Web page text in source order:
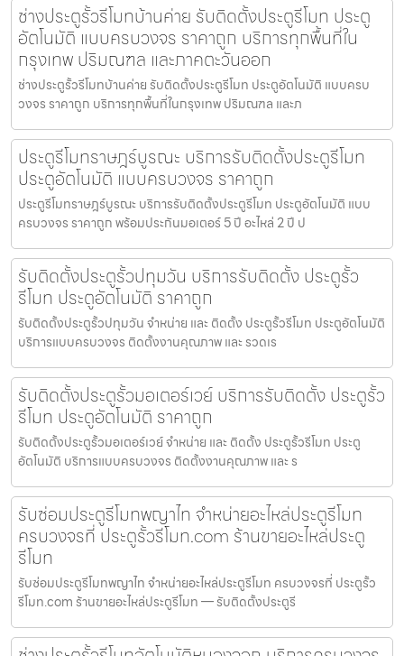
ช่างประตูรั้วรีโมทบ้านค่าย รับติดตั้งประตูรีโมท ประตู
อัตโนมัติ แบบครบวงจร ราคาถูก บริการทุกพื้นที่ใน
กรุงเทพ ปริมณฑล และภาคตะวันออก
ช่างประตูรั้วรีโมทบ้านค่าย รับติดตั้งประตูรีโมท ประตูอัตโนมัติ แบบครบ
วงจร ราคาถูก บริการทุกพื้นที่ในกรุงเทพ ปริมณฑล และภ
ประตูรีโมทราษฎร์บูรณะ บริการรับติดตั้งประตูรีโมท
ประตูอัตโนมัติ แบบครบวงจร ราคาถูก
ประตูรีโมทราษฎร์บูรณะ บริการรับติดตั้งประตูรีโมท ประตูอัตโนมัติ แบบ
ครบวงจร ราคาถูก พร้อมประกันมอเตอร์ 5 ปี อะไหล่ 2 ปี ป
รับติดตั้งประตูรั้วปทุมวัน บริการรับติดตั้ง ประตูรั้ว
รีโมท ประตูอัตโนมัติ ราคาถูก
รับติดตั้งประตูรั้วปทุมวัน จำหน่าย และ ติดตั้ง ประตูรั้วรีโมท ประตูอัตโนมัติ
บริการแบบครบวงจร ติดตั้งงานคุณภาพ และ รวดเร
รับติดตั้งประตูรั้วมอเตอร์เวย์ บริการรับติดตั้ง ประตูรั้ว
รีโมท ประตูอัตโนมัติ ราคาถูก
รับติดตั้งประตูรั้วมอเตอร์เวย์ จำหน่าย และ ติดตั้ง ประตูรั้วรีโมท ประตู
อัตโนมัติ บริการแบบครบวงจร ติดตั้งงานคุณภาพ และ ร
รับซ่อมประตูรีโมทพญาไท จำหน่ายอะไหล่ประตูรีโมท
ครบวงจรที่ ประตูรั้วรีโมท.com ร้านขายอะไหล่ประตู
รีโมท
รับซ่อมประตูรีโมทพญาไท จำหน่ายอะไหล่ประตูรีโมท ครบวงจรที่ ประตูรั้ว
รีโมท.com ร้านขายอะไหล่ประตูรีโมท — รับติดตั้งประตูรี